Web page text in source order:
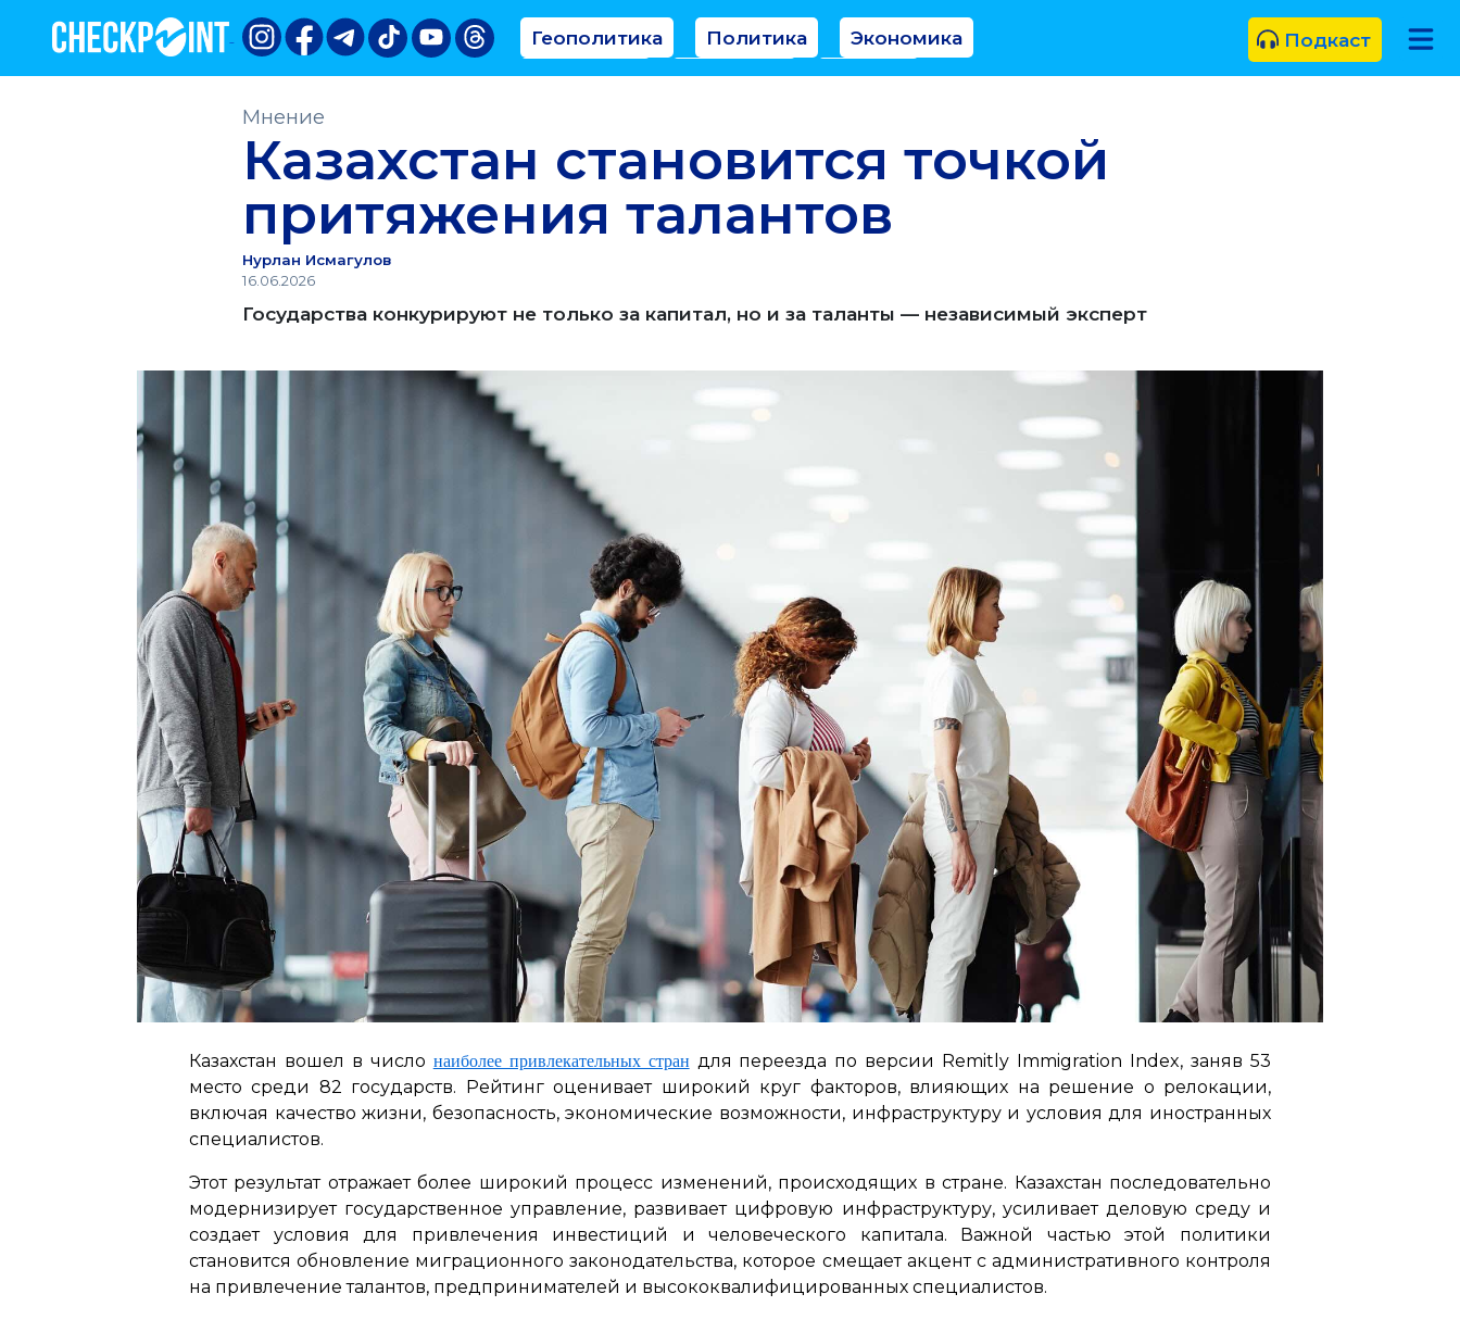
Геополитика Политика
Экономика
Аналитика
Интервью Мнение
Подкаст
Мнение
Казахстан становится точкой
притяжения талантов
Нурлан Исмагулов
16.06.2026
Государства конкурируют не только за капитал, но и за таланты — независимый эксперт
Казахстан вошел в число наиболее привлекательных стран для переезда по версии Remitly Immigration Index, заняв 53
место среди 82 государств. Рейтинг оценивает широкий круг факторов, влияющих на решение о релокации,
включая качество жизни, безопасность, экономические возможности, инфраструктуру и условия для иностранных
специалистов.
Этот результат отражает более широкий процесс изменений, происходящих в стране. Казахстан последовательно
модернизирует государственное управление, развивает цифровую инфраструктуру, усиливает деловую среду и
создает условия для привлечения инвестиций и человеческого капитала. Важной частью этой политики
становится обновление миграционного законодательства, которое смещает акцент с административного контроля
на привлечение талантов, предпринимателей и высококвалифицированных специалистов.